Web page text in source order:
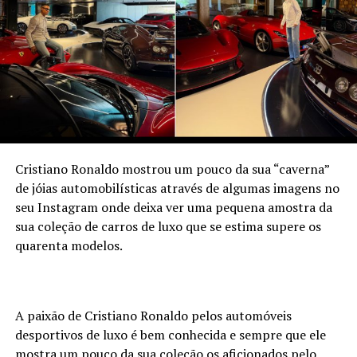
Cristiano Ronaldo mostrou um pouco da sua “caverna”
de jóias automobilísticas através de algumas imagens no
seu Instagram onde deixa ver uma pequena amostra da
sua coleção de carros de luxo que se estima supere os
quarenta modelos.
A paixão de Cristiano Ronaldo pelos automóveis
desportivos de luxo é bem conhecida e sempre que ele